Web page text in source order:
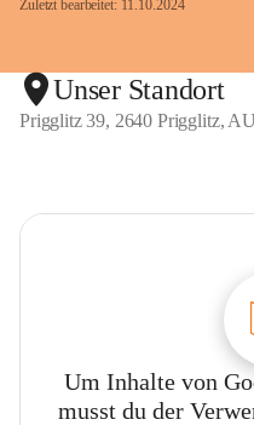
Zuletzt bearbeitet: 11.10.2024
Unser Standort
Prigglitz 39, 2640 Prigglitz,
Um Inhalte von
musst du der